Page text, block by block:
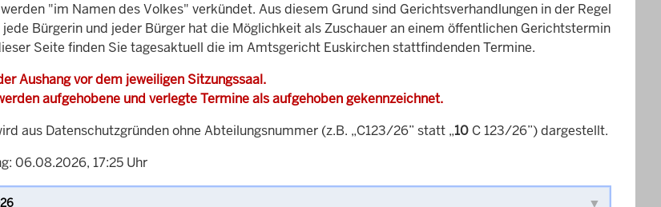
"im Namen des Volkes" verkündet. Aus diesem Grund sind Gerichtsverhandlungen in der Regel
Bürgerin und jeder Bürger hat die Möglichkeit als Zuschauer an einem öffentlichen Gerichtstermin
Seite finden Sie tagesaktuell die im Amtsgericht Euskirchen stattfindenden Termine.
Aushang vor dem jeweiligen Sitzungssaal.
aufgehobene und verlegte Termine als aufgehoben gekennzeichnet.
aus Datenschutzgründen ohne Abteilungsnummer (z.B. „C123/26” statt „10 C 123/26”) dargestellt.
06.08.2026, 17:25 Uhr